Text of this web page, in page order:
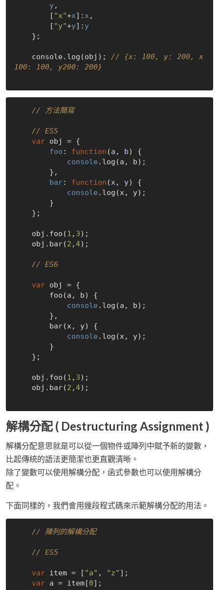
y,
        [
"x"+x]: x ,
        [
"y"+y]: y
    console.log(obj);
// {x: 100, y: 200, x
100: 100, y200: 200}
// 方法簡寫
// ES5
var obj = {
foo : function (a, b) {
console .log(a, b);
bar: function (x, y) {
console .log(x, y);
    obj.foo(
1 , 3);
    obj.bar(
2 ,4);
// ES6
var obj = {
console .log(a, b);
console .log(x, y);
    obj.foo(
1 , 3);
    obj.bar(
2 ,4);
解構分配 ( Destructuring Assignment )
解構分配意思就是可以從一個物件或陣列中賦予新的變數，
比起傳統的語法更簡潔也更直觀清晰。
除了變數可以使用解構分配，函式參數也可以使用解構分
配。
下面同樣的，我們會用幾段程式碼來示範解構分配的用法。
// 陣列的解構分配
// ES5
var item = [ "a" , "z" ];
var a = item[0];